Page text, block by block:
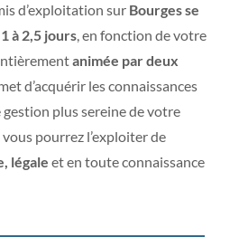
d’exploitation sur Bourges se
à 2,5 jours, en fonction de votre
animée par deux
d’acquérir les connaissances
plus sereine de votre
pourrez l’exploiter de
légale et en toute connaissance